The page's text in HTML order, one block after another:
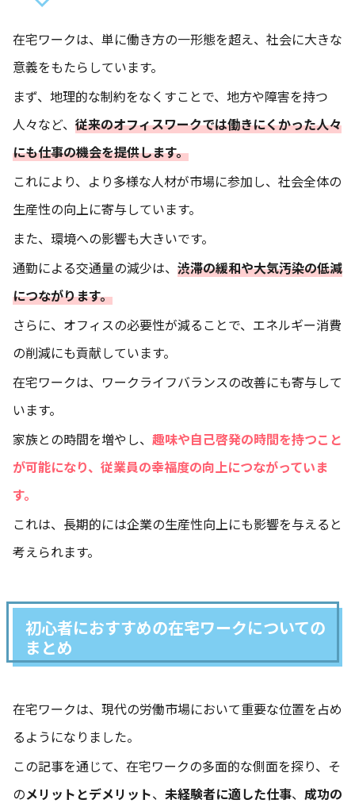
在宅ワークは、単に働き方の一形態を超え、社会に大きな
意義をもたらしています。
まず、地理的な制約をなくすことで、地方や障害を持つ
人々など、 従来のオフィスワークでは働きにくかった人々
にも仕事の機会を提供します。
これにより、より多様な人材が市場に参加し、社会全体の
生産性の向上に寄与しています。
また、環境への影響も大きいです。
通勤による交通量の減少は、 渋滞の緩和や大気汚染の低減
につながります。
さらに、オフィスの必要性が減ることで、エネルギー消費
の削減にも貢献しています。
在宅ワークは、ワークライフバランスの改善にも寄与して
います。
家族との時間を増やし、 趣味や自己啓発の時間を持つこと
が可能になり、従業員の幸福度の向上につながっていま
す。
これは、長期的には企業の生産性向上にも影響を与えると
考えられます。
初心者におすすめの在宅ワークについての
まとめ
在宅ワークは、現代の労働市場において重要な位置を占め
るようになりました。
この記事を通じて、在宅ワークの多面的な側面を探り、そ
のメリットとデメリット、 未経験者に適した仕事、 成功の